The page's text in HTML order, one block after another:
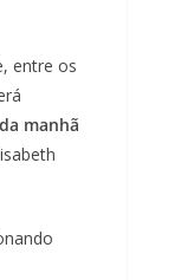
entre os
manhã